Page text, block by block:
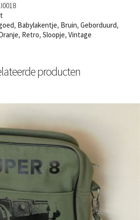
, Babylakentje, Bruin, Geborduurd,
, Retro, Sloopje, Vintage
producten